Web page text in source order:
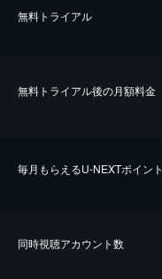
無料トライアル
無料トライアル後の⽉額料金
毎⽉もらえるU-NEXTポイント
同時視聴アカウント数